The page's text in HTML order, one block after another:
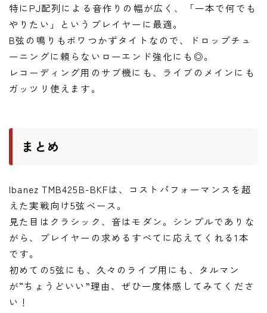
特にPJ配列による音作りの幅が広く、「一本で何でも
やりたい」というプレイヤーに最適。
B弦の鳴りもボワつかずタイトなので、ドロップチュ
ーニングに頼らないローエンド強化にも◎。
レコーディング用のサブ機にも、ライブのメインにも
ガッツリ使えます。
まとめ
Ibanez TMB425B-BKFは、コストパフォーマンスを超
えた実戦向け5弦ベース。
見た目はクラシック、音はモダン。シンプルでありな
がら、プレイヤーの求めるすべてに応えてくれる1本
です。
初めての5弦にも、久々のライブ用にも、タルマン
が“ちょうどいい”理由、ぜひ一度体感してみてくださ
い！